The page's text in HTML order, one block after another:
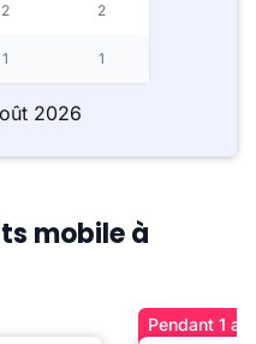
2 2
1 1
2026
mobile à
Pendant 1